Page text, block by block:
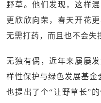
野草。他们发现，这样
更欣欣向荣，春天开花
无需打药，而且也不会失
无独有偶，近年来屡屡
样性保护与绿色发展基金
也提出了个“让野草长”